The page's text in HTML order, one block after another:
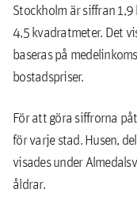
Stockholm är siffran
4,5 kvadratmeter. Det
baseras på
bostadspriser.
För att göra siffrorna
för varje stad. Husen,
visades under
åldrar.